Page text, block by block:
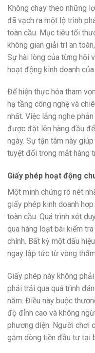
Không chạy theo những
đã vạch ra một lộ trình
toàn cầu. Mục tiêu tối
không gian giải trí an
Sự hài lòng của từng hội
hoạt động kinh doanh của
Để hiện thực hóa tham
hạ tầng công nghệ và
nhất. Việc lắng nghe
được đặt lên hàng đầu
ngày. Sự tận tâm này
tuyệt đối trong mắt hàng
Giấy phép hoạt động
Một minh chứng rõ nét
giấy phép kinh doanh
toàn cầu. Quá trình xét
qua hàng loạt bài kiểm
chính. Bất kỳ một dấu
ngay lập tức từ vòng
Giấy phép này không
phải trải qua quá trình
năm. Điều này buộc
độ đỉnh cao và không
phương diện. Người chơi
gắm dòng tiền đầu tư tại